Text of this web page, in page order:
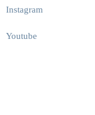
Instagram
Youtube